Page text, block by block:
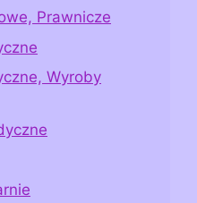
Prawnicze
Wyroby